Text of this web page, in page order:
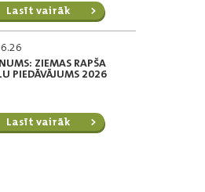
Lasīt vairāk
ZIEMAS RAPŠA
PIEDĀVĀJUMS 2026
Lasīt vairāk